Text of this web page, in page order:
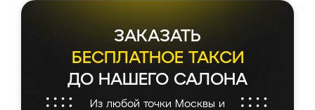
ЗАКАЗАТЬ
БЕСПЛАТНОЕ ТАКСИ
ДО НАШЕГО САЛОНА
Из любой точки Москвы и